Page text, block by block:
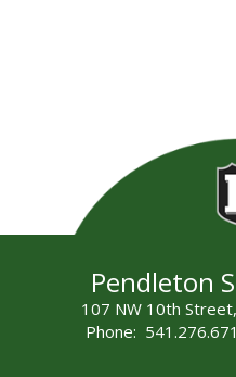
Pendleton
107 NW 10th
Phone: